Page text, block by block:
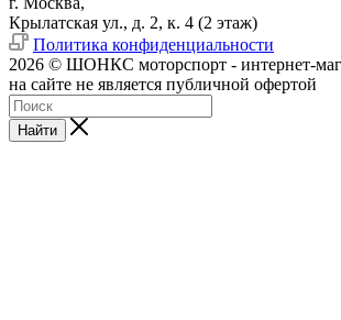
Крылатская ул., д. 2, к. 4 (2 этаж)
Политика конфиденциальности
2026 © ШОНКС моторспорт - интернет-
на сайте не является публичной офертой
Найти